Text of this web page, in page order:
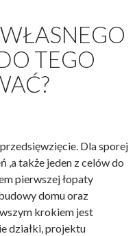
TEGO
Dla sporej
,a także jeden z celów do
pierwszej łopaty
domu oraz
krokiem jest
działki, projektu